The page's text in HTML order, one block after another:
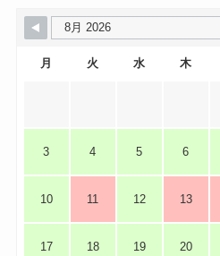
月 火 水 木
3 4 5 6
10 11 12 13
17 18 19 20